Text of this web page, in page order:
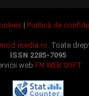
| Politică de
media.ro. Toate
ISSN 2285-7095
webFN WEB SOFT